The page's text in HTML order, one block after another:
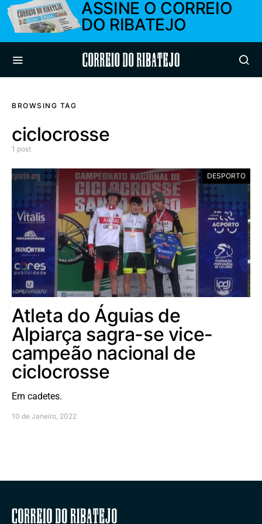
ASSINE O CORREIO
DO RIBATEJO
Correio do Ribatejo
BROWSING TAG
ciclocrosse
1 post
DESPORTO
Atleta do Águias de
Alpiarça sagra-se vice-
campeão nacional de
ciclocrosse
Em cadetes.
10 de Janeiro, 2022
Correio do Ribatejo